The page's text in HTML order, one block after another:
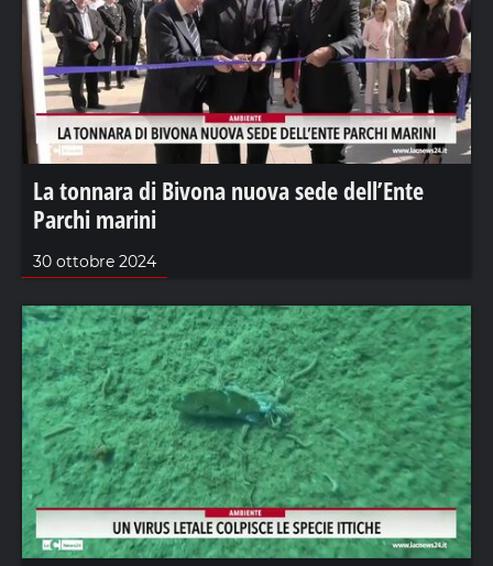
La tonnara di Bivona nuova sede dell’Ente
Parchi marini
30 ottobre 2024